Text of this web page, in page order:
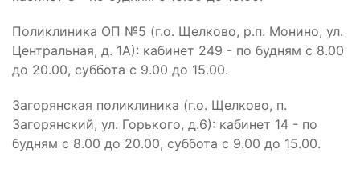
Поликлиника ОП №5 (г.о. Щелково, р.п. Монино, ул.
Центральная, д. 1А): кабинет 249 - по будням с 8.00
до 20.00, суббота с 9.00 до 15.00.
Загорянская поликлиника (г.о. Щелково, п.
Загорянский, ул. Горького, д.6): кабинет 14 - по
будням с 8.00 до 20.00, суббота с 9.00 до 15.00.